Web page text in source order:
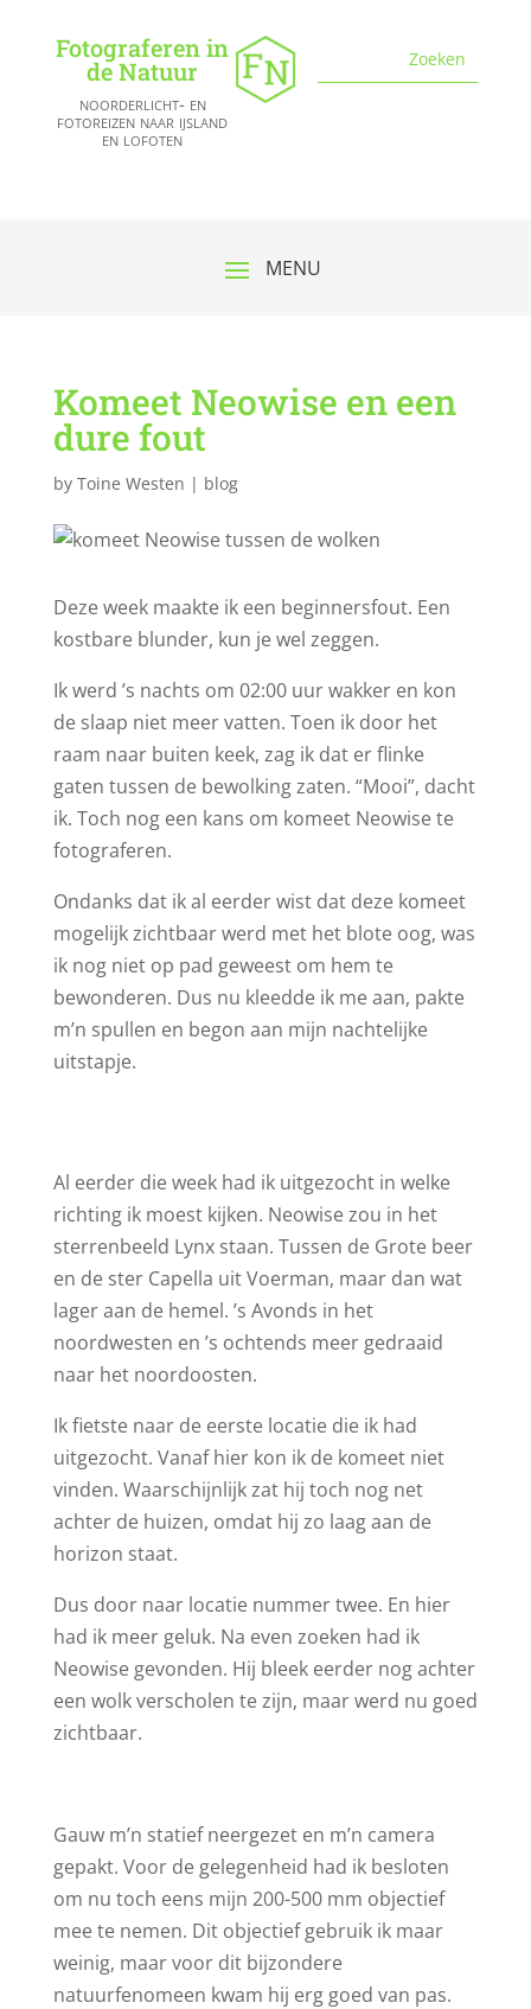
Fotograferen in
de Natuur
noorderlicht- en
fotoreizen naar ijsland
en lofoten
Komeet Neowise en een
dure fout
by Toine Westen | blog
Deze week maakte ik een beginnersfout. Een
kostbare blunder, kun je wel zeggen.
Ik werd ’s nachts om 02:00 uur wakker en kon
de slaap niet meer vatten. Toen ik door het
raam naar buiten keek, zag ik dat er flinke
gaten tussen de bewolking zaten. “Mooi”, dacht
ik. Toch nog een kans om komeet Neowise te
fotograferen.
Ondanks dat ik al eerder wist dat deze komeet
mogelijk zichtbaar werd met het blote oog, was
ik nog niet op pad geweest om hem te
bewonderen. Dus nu kleedde ik me aan, pakte
m’n spullen en begon aan mijn nachtelijke
uitstapje.
Al eerder die week had ik uitgezocht in welke
richting ik moest kijken. Neowise zou in het
sterrenbeeld Lynx staan. Tussen de Grote beer
en de ster Capella uit Voerman, maar dan wat
lager aan de hemel. ’s Avonds in het
noordwesten en ’s ochtends meer gedraaid
naar het noordoosten.
Ik fietste naar de eerste locatie die ik had
uitgezocht. Vanaf hier kon ik de komeet niet
vinden. Waarschijnlijk zat hij toch nog net
achter de huizen, omdat hij zo laag aan de
horizon staat.
Dus door naar locatie nummer twee. En hier
had ik meer geluk. Na even zoeken had ik
Neowise gevonden. Hij bleek eerder nog achter
een wolk verscholen te zijn, maar werd nu goed
zichtbaar.
Gauw m’n statief neergezet en m’n camera
gepakt. Voor de gelegenheid had ik besloten
om nu toch eens mijn 200-500 mm objectief
mee te nemen. Dit objectief gebruik ik maar
weinig, maar voor dit bijzondere
natuurfenomeen kwam hij erg goed van pas.